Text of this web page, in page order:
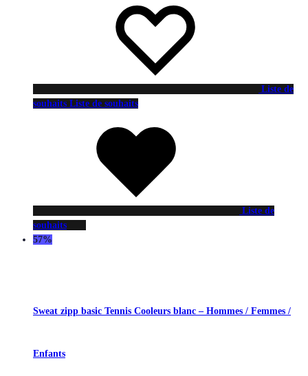
Liste de
souhaits Liste de souhaits
Liste de
souhaits
57%
Sweat zipp basic Tennis Cooleurs blanc – Hommes / Femmes /
Enfants